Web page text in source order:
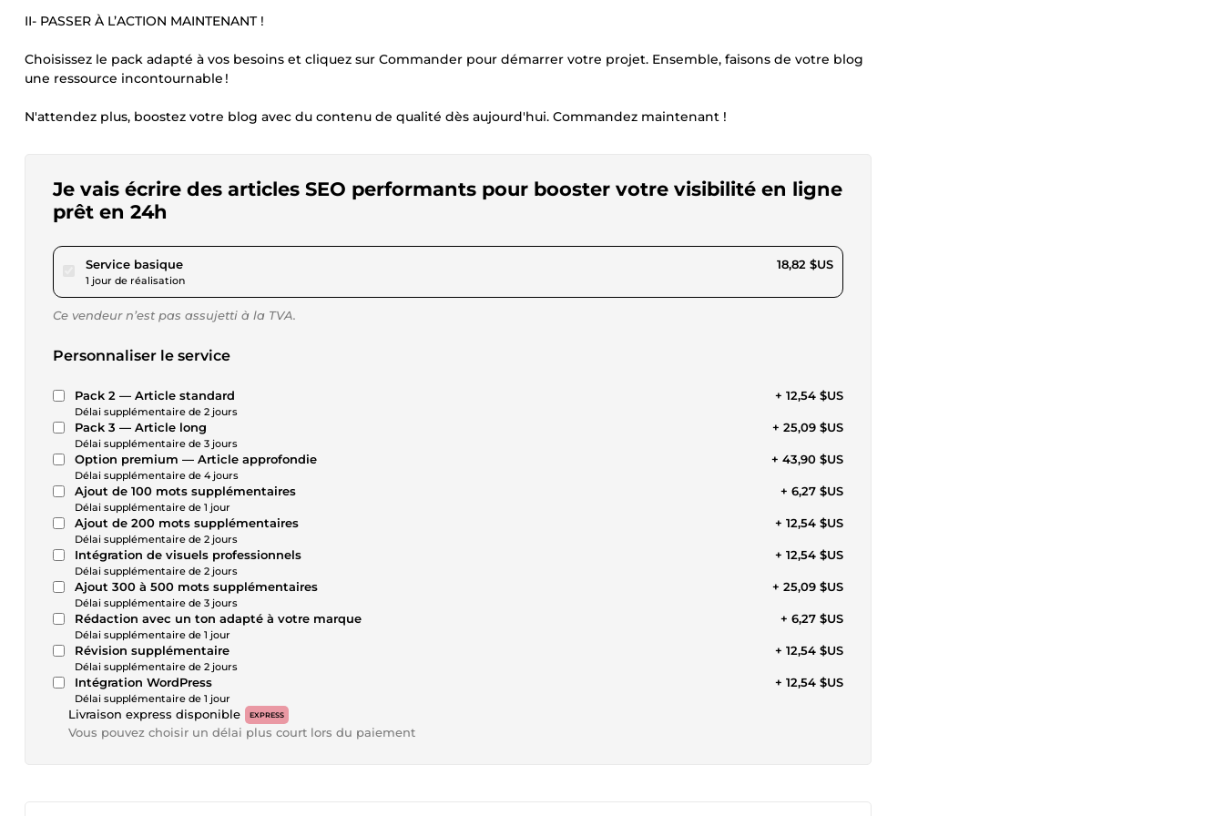
II- PASSER À L’ACTION MAINTENANT !
Choisissez le pack adapté à vos besoins et cliquez sur Commander pour démarrer votre projet. Ensemble, faisons de votre blog
une ressource incontournable !
N'attendez plus, boostez votre blog avec du contenu de qualité dès aujourd'hui. Commandez maintenant !
Je vais écrire des articles SEO performants pour booster votre visibilité en ligne
prêt en 24h
Service basiquepour 17,34 $US
1 jour de réalisation
18,82 $US
Ce vendeur n’est pas assujetti à la TVA.
Personnaliser le service
Pack 2 — Article standard
Délai supplémentaire de 2 jours
+ 12,54 $US
Pack 3 — Article long
Délai supplémentaire de 3 jours
+ 25,09 $US
Option premium — Article approfondie
Délai supplémentaire de 4 jours
+ 43,90 $US
Ajout de 100 mots supplémentaires
Délai supplémentaire de 1 jour
+ 6,27 $US
Ajout de 200 mots supplémentaires
Délai supplémentaire de 2 jours
+ 12,54 $US
Intégration de visuels professionnels
Délai supplémentaire de 2 jours
+ 12,54 $US
Ajout 300 à 500 mots supplémentaires
Délai supplémentaire de 3 jours
+ 25,09 $US
Rédaction avec un ton adapté à votre marque
Délai supplémentaire de 1 jour
+ 6,27 $US
Révision supplémentaire
Délai supplémentaire de 2 jours
+ 12,54 $US
Intégration WordPress
Délai supplémentaire de 1 jour
+ 12,54 $US
Livraison express disponible EXPRESS
Vous pouvez choisir un délai plus court lors du paiement